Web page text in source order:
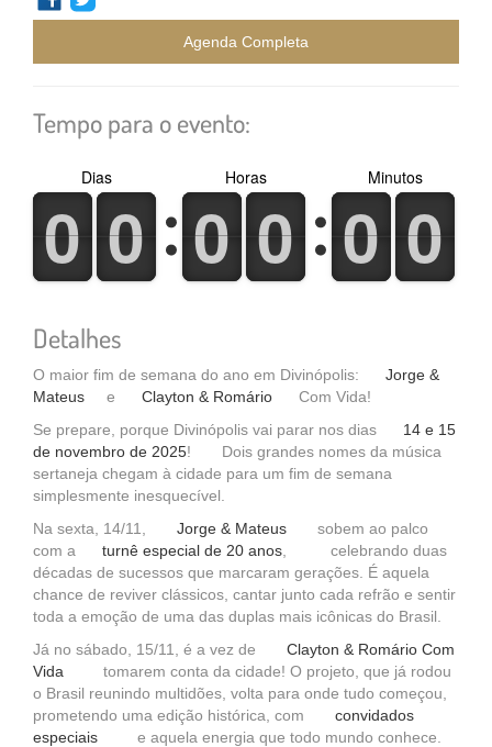
Agenda Completa
Tempo para o evento:
0
0
1
1 0
0
1
1
Dias
0
0
1
1 0
0
1
1
Horas
0
0
1
1 0
0
1
1
Minutos
Detalhes
O maior fim de semana do ano em Divinópolis: Jorge &
Mateus e Clayton & Romário Com Vida!
Se prepare, porque Divinópolis vai parar nos dias 14 e 15
de novembro de 2025! Dois grandes nomes da música
sertaneja chegam à cidade para um fim de semana
simplesmente inesquecível.
Na sexta, 14/11, Jorge & Mateus sobem ao palco
com a turnê especial de 20 anos , celebrando duas
décadas de sucessos que marcaram gerações. É aquela
chance de reviver clássicos, cantar junto cada refrão e sentir
toda a emoção de uma das duplas mais icônicas do Brasil.
Já no sábado, 15/11, é a vez de Clayton & Romário Com
Vida tomarem conta da cidade! O projeto, que já rodou
o Brasil reunindo multidões, volta para onde tudo começou,
prometendo uma edição histórica, com convidados
especiais e aquela energia que todo mundo conhece.